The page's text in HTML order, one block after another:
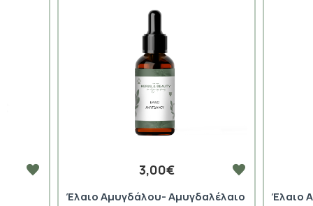
3,00€
Έλαιο Αμυγδάλου- Αμυγδαλέλαιο Έλαιο